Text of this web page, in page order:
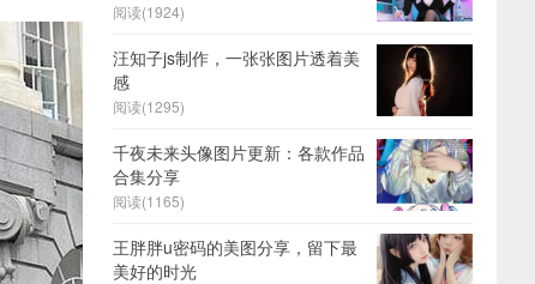
阅读(1924)
汪知子js制作，一张张图片透着美
感
阅读(1295)
千夜未来头像图片更新：各款作品
合集分享
阅读(1165)
王胖胖u密码的美图分享，留下最
美好的时光